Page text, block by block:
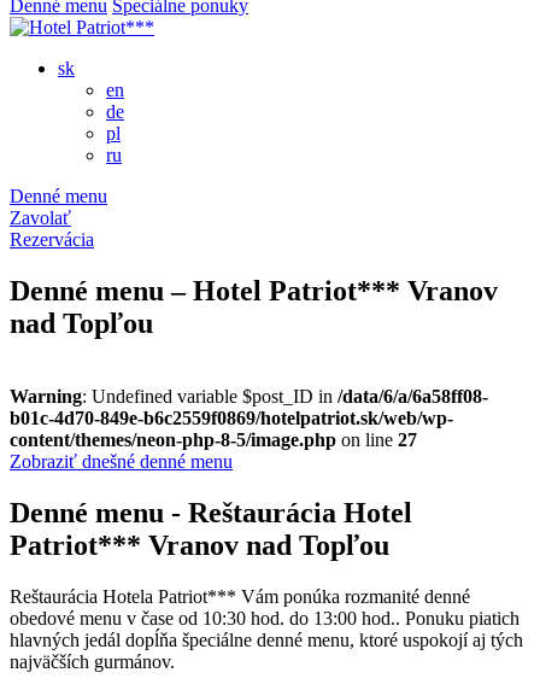
Denné menu Špeciálne ponuky
sk
en
de
pl
ru
Denné menu
Zavolať
Rezervácia
Denné menu – Hotel Patriot*** Vranov
nad Topľou
Warning: Undefined variable $post_ID in /data/6/a/6a58ff08-
b01c-4d70-849e-b6c2559f0869/hotelpatriot.sk/web/wp-
content/themes/neon-php-8-5/image.php on line 27
Zobraziť dnešné denné menu
Denné menu - Reštaurácia Hotel
Patriot*** Vranov nad Topľou
Reštaurácia Hotela Patriot*** Vám ponúka rozmanité denné
obedové menu v čase od 10:30 hod. do 13:00 hod.. Ponuku piatich
hlavných jedál dopĺňa špeciálne denné menu, ktoré uspokojí aj tých
najväčších gurmánov.